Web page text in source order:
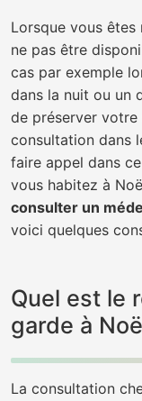
Lorsque vous
ne pas être
cas par exemple
dans la nuit ou un
de préserver
consultation dans
faire appel dans
vous habitez à
consulter un
voici quelques
Quel est le
garde à
La consultation